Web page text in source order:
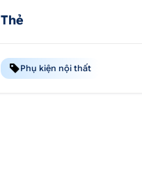
Thẻ
Phụ kiện nội thất